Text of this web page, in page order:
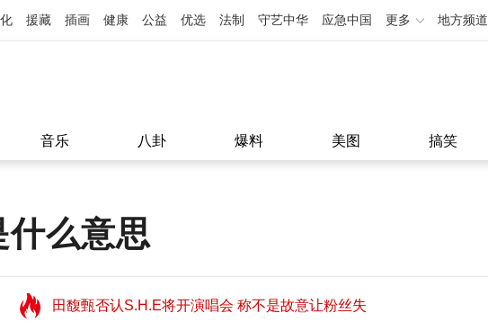
援藏 插画 健康 公益 优选 法制 守艺中华 应急中国 更多 地方频道
音乐 八卦 爆料 美图 搞笑
什么意思
田馥甄否认S.H.E将开演唱会 称不是故意让粉丝失
望11:08
田馥甄否认S.H.E将开演唱会 称不是故意让粉丝失